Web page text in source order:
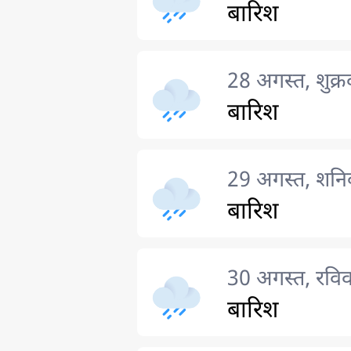
बारिश
28 अगस्त,
बारिश
29 अगस्त,
बारिश
30 अगस्त,
बारिश